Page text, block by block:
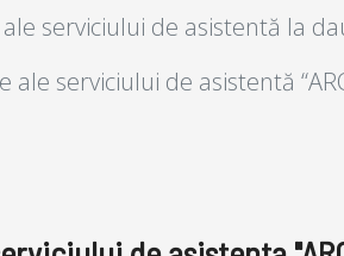
serviciului de asistentă la
serviciului de asistentă